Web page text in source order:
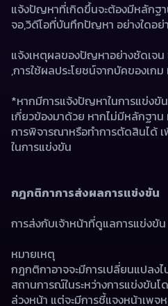
แจ้งปัญหาที่เกิดขึ้นจะต้องมีหลักฐ
จอ,วิดีโอที่บันทึกปัญหา อย่างใดอ
แจ้งเหตุผลของปัญหาอย่างชัดเจ
,การใช้ผลประโยชน์จากบัคของเก
*หากมีการแจ้งปัญหาในการแข่ง
เกี่ยวข้องมาด้วย หากไม่มีหลักฐาน
การพิจารณาหรือทำการตัดสินได้ เ
ในการแข่งขัน
กฎกติกาการส่งผลการแข่งขัน
การส่งกับเจ้าหน้าที่ดูแลการแข่งขัน
หมายเหตุ
กฎกติกาอาจจะมีการเปลี่ยนแปลง
สถานการณ์ในระหว่างการแข่งขันโ
ล่วงหน้า แต่จะมีการชี้แจงหน้าเพ